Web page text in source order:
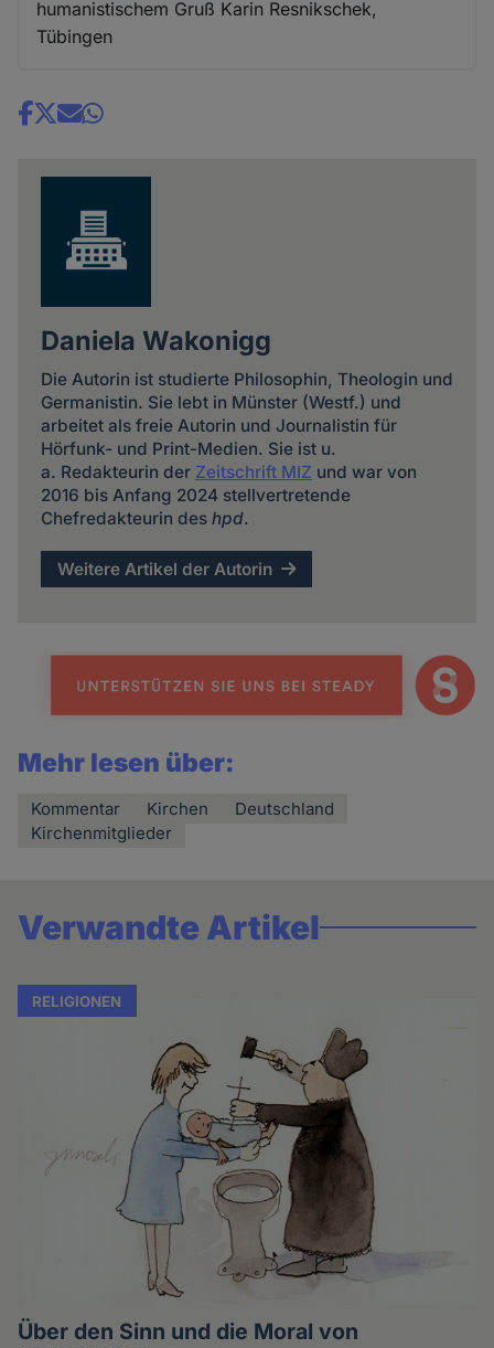
humanistischem Gruß Karin Resnikschek,
Tübingen
Share
Daniela Wakonigg
Die Autorin ist studierte Philosophin, Theologin und
Germanistin. Sie lebt in Münster (Westf.) und
arbeitet als freie Autorin und Journalistin für
Hörfunk- und Print-Medien. Sie ist u.
a. Redakteurin der Zeitschrift MIZ und war von
2016 bis Anfang 2024 stellvertretende
Chefredakteurin des hpd.
Weitere Artikel der Autorin
Mehr lesen über:
Kommentar Kirchen
Deutschland
Kirchenmitglieder
Verwandte Artikel
RELIGIONEN
Über den Sinn und die Moral von